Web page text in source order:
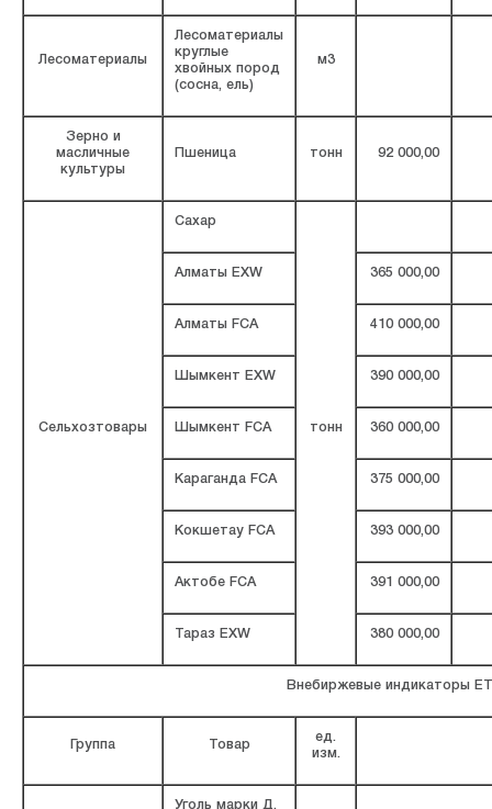
Лесоматериалы
Лесоматериалы
круглые
хвойных пород
(сосна, ель)
м3
Зерно и
масличные
культуры
Пшеница тонн 92 000,00
Сельхозтовары
Сахар
тонн
Алматы EXW 365 000,00
Алматы FCA 410 000,00
Шымкент EXW 390 000,00
Шымкент FCA 360 000,00
Караганда FCA 375 000,00
Кокшетау FCA 393 000,00
Актобе FCA 391 000,00
Тараз EXW 380 000,00
Внебиржевые индикаторы
Группа Товар
ед.
изм.
Уголь марки Д,